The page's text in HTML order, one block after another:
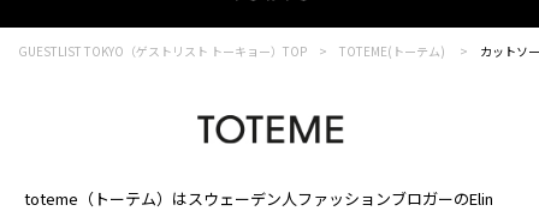
GUESTLIST TOKYO（ゲストリスト トーキョー）TOP TOTEME(トーテム) カットソー
toteme（トーテム）はスウェーデン人ファッションブロガーのElin